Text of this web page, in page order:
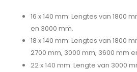
16 x 140 mm: Lengtes van 1800
en 3000 mm.
18 x 140 mm: Lengtes van 1800
2700 mm, 3000 mm, 3600 mm
22 x 140 mm: Lengte van 3000